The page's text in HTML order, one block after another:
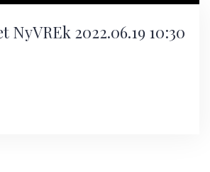
NyVREk 2022.06.19 10:30